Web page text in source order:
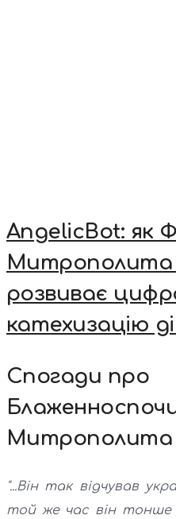
AngelicBot: як
Митрополита
розвиває
катехизацію
Спогади про
Митрополита
"...Він так відчував
той же час він тонше